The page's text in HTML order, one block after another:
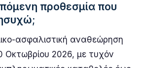
προθεσμία που
ασφαλιστική αναθεώρηση
Οκτωβρίου 2026, με τυχόν